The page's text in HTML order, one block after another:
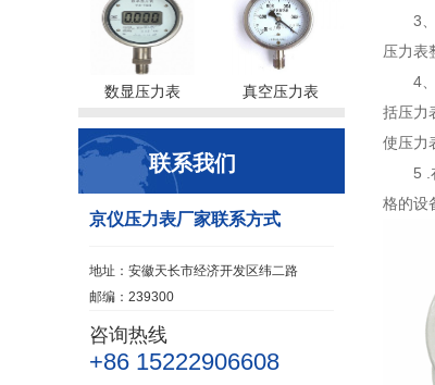
数显压力表 真空压力表
联系我们
京仪压力表厂家联系方式
地址：安徽天长市经济开发区纬二路
邮编：239300
咨询热线
+86 15222906608
3
压力表
4
括压力
使压力
5 .
格的设